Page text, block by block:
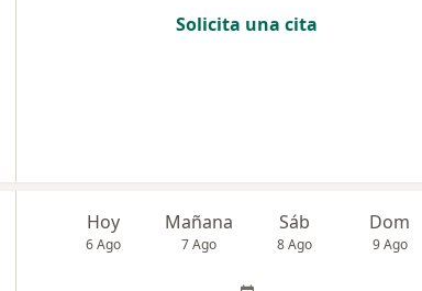
Solicita una cita
Hoy
6 Ago
Mañana
7 Ago
Sáb
8 Ago
Dom
9 Ago